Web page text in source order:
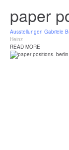
paper
Ausstellungen Gabriele
Heinz
READ MORE